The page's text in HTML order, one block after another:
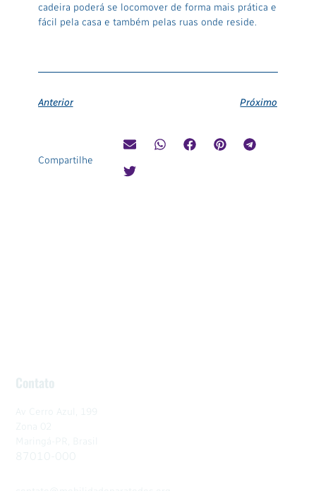
cadeira poderá se locomover de forma mais prática e
fácil pela casa e também pelas ruas onde reside.
Anterior Próximo
Compartilhe
Contato
Av Cerro Azul, 199
Zona 02
Maringá-PR, Brasil
87010-000